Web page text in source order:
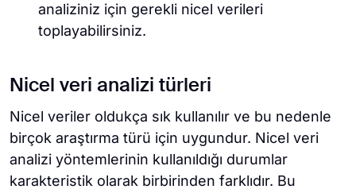
analiziniz için gerekli nicel verileri
toplayabilirsiniz.
Nicel veri analizi türleri
Nicel veriler oldukça sık kullanılır ve bu nedenle
birçok araştırma türü için uygundur. Nicel veri
analizi yöntemlerinin kullanıldığı durumlar
karakteristik olarak birbirinden farklıdır. Bu